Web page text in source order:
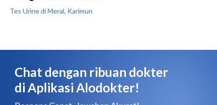
Tes Urine di Meral, Karimun